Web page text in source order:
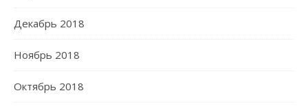
Декабрь 2018
Ноябрь 2018
Октябрь 2018